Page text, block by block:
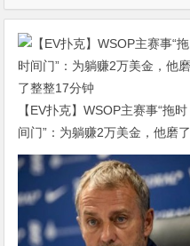
【EV扑克】WSOP主赛事“拖时
间门”：为躺赚2万美金，他磨了
整整17分钟